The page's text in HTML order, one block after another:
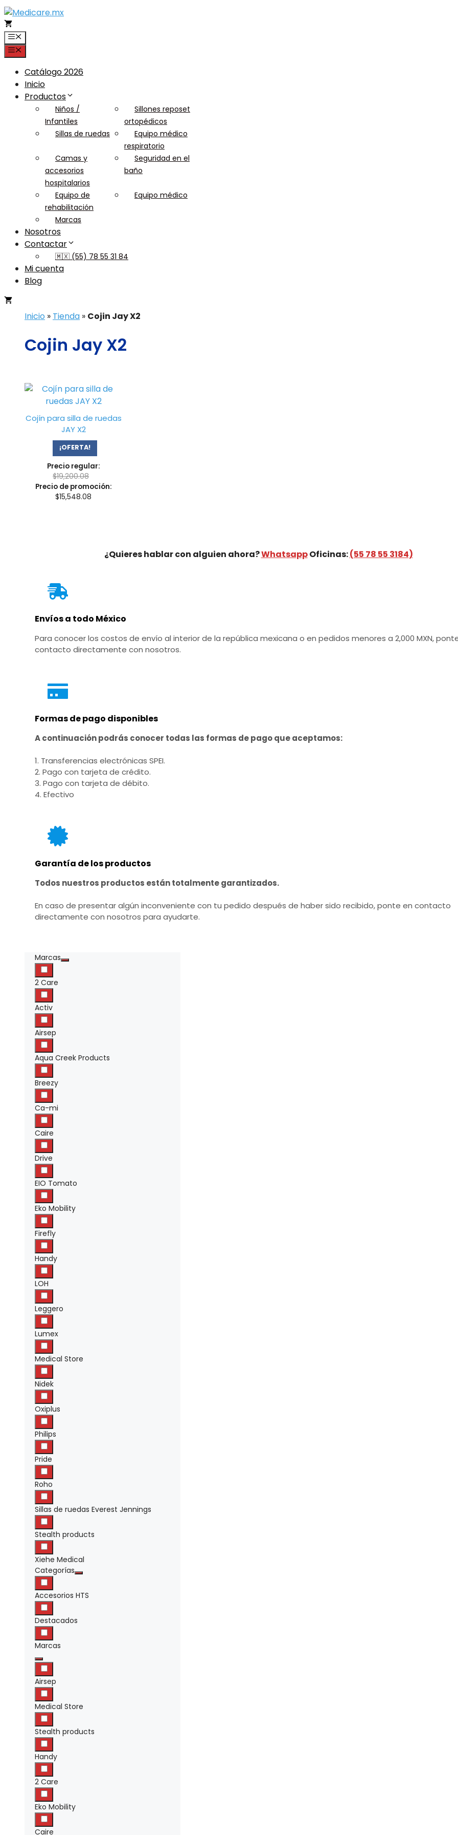
Saltar
al
contenido
Menú
Menú
Catálogo 2026
Inicio
Productos
Niños /
Infantiles
Sillones reposet
ortopédicos
Sillas de ruedas
Equipo médico
respiratorio
Camas y
accesorios
hospitalarios
Seguridad en el
baño
Equipo de
rehabilitación
Equipo médico
Marcas
Nosotros
Contactar
🇲🇽 (55) 78 55 31 84
Mi cuenta
Blog
Inicio » Tienda » Cojin Jay X2
Cojin Jay X2
Cojín para silla de ruedas
JAY X2
¡OFERTA!
Precio regular:
$19,200.08
Precio de promoción:
$15,548.08
¿Quieres hablar con alguien ahora?WhatsappOficinas:(55 78 55 3184)
Envíos a todo México
Para conocer los costos de envío al interior de la república mexicana o en pedidos menores a 2,000 MXN,
contacto directamente con nosotros.
Formas de pago disponibles
A continuación podrás conocer todas las formas de pago que aceptamos:
1. Transferencias electrónicas SPEI.
2. Pago con tarjeta de crédito.
3. Pago con tarjeta de débito.
4. Efectivo
Garantía de los productos
Todos nuestros productos están totalmente garantizados.
En caso de presentar algún inconveniente con tu pedido después de haber sido recibido, ponte en contacto
directamente con nosotros para ayudarte.
Marcas
2 Care
Activ
Airsep
Aqua Creek Products
Breezy
Ca-mi
Caire
Drive
EIO Tomato
Eko Mobility
Firefly
Handy
LOH
Leggero
Lumex
Medical Store
Nidek
Oxiplus
Philips
Pride
Roho
Sillas de ruedas Everest Jennings
Stealth products
Xiehe Medical
Categorías
Accesorios HTS
Destacados
Marcas
Airsep
Medical Store
Stealth products
Handy
2 Care
Eko Mobility
Caire